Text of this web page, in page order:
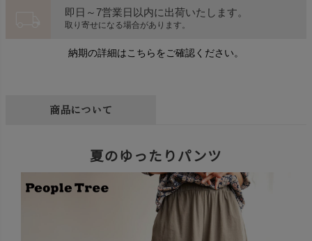
即日～7営業日以内に出荷いたします。
取り寄せになる場合があります。
納期の詳細はこちらをご確認ください。
商品について
夏のゆったりパンツ